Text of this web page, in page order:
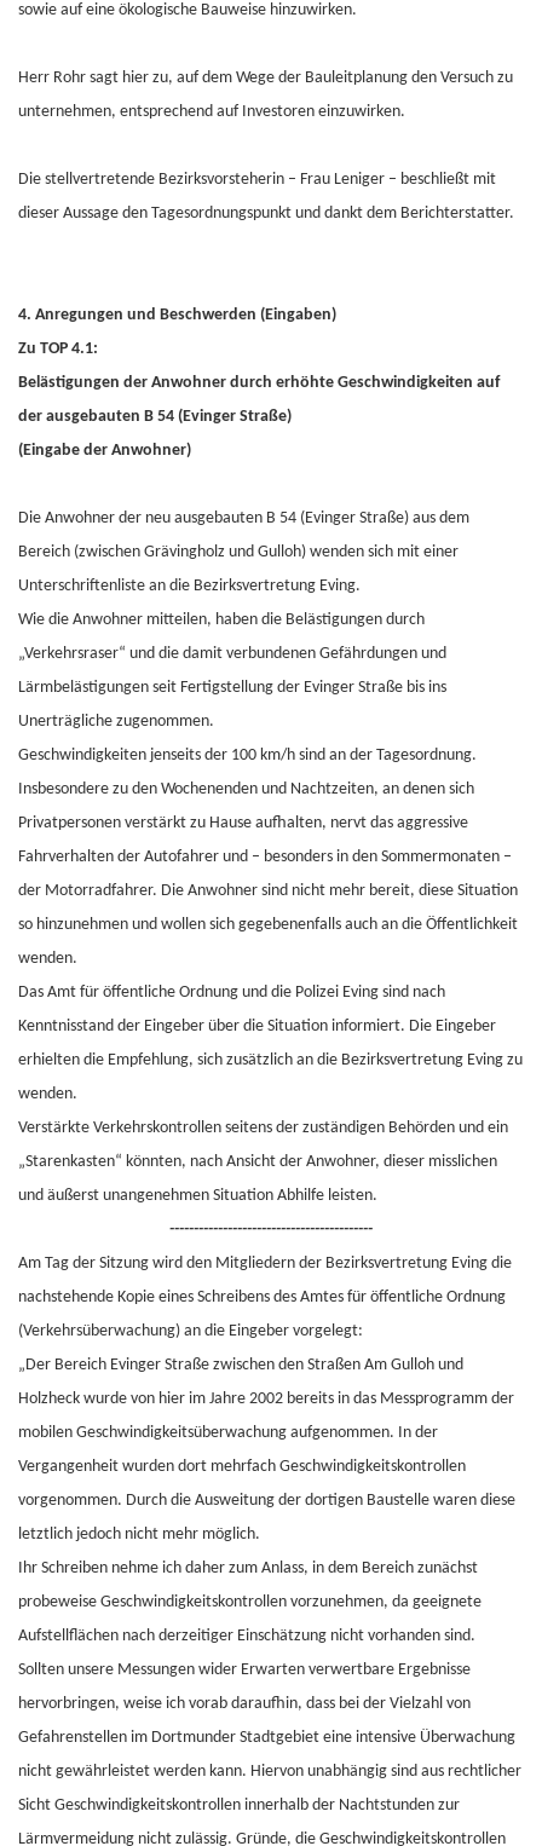
sowie auf eine ökologische Bauweise hinzuwirken.
Herr Rohr sagt hier zu, auf dem Wege der Bauleitplanung den Versuch zu
unternehmen, entsprechend auf Investoren einzuwirken.
Die stellvertretende Bezirksvorsteherin – Frau Leniger – beschließt mit
dieser Aussage den Tagesordnungspunkt und dankt dem Berichterstatter.
4. Anregungen und Beschwerden (Eingaben)
Zu TOP 4.1:
Belästigungen der Anwohner durch erhöhte Geschwindigkeiten auf
der ausgebauten B 54 (Evinger Straße)
(Eingabe der Anwohner)
Die Anwohner der neu ausgebauten B 54 (Evinger Straße) aus dem
Bereich (zwischen Grävingholz und Gulloh) wenden sich mit einer
Unterschriftenliste an die Bezirksvertretung Eving.
Wie die Anwohner mitteilen, haben die Belästigungen durch
„Verkehrsraser“ und die damit verbundenen Gefährdungen und
Lärmbelästigungen seit Fertigstellung der Evinger Straße bis ins
Unerträgliche zugenommen.
Geschwindigkeiten jenseits der 100 km/h sind an der Tagesordnung.
Insbesondere zu den Wochenenden und Nachtzeiten, an denen sich
Privatpersonen verstärkt zu Hause aufhalten, nervt das aggressive
Fahrverhalten der Autofahrer und – besonders in den Sommermonaten –
der Motorradfahrer. Die Anwohner sind nicht mehr bereit, diese Situation
so hinzunehmen und wollen sich gegebenenfalls auch an die Öffentlichkeit
wenden.
Das Amt für öffentliche Ordnung und die Polizei Eving sind nach
Kenntnisstand der Eingeber über die Situation informiert. Die Eingeber
erhielten die Empfehlung, sich zusätzlich an die Bezirksvertretung Eving zu
wenden.
Verstärkte Verkehrskontrollen seitens der zuständigen Behörden und ein
„Starenkasten“ könnten, nach Ansicht der Anwohner, dieser misslichen
und äußerst unangenehmen Situation Abhilfe leisten.
------------------------------------------
Am Tag der Sitzung wird den Mitgliedern der Bezirksvertretung Eving die
nachstehende Kopie eines Schreibens des Amtes für öffentliche Ordnung
(Verkehrsüberwachung) an die Eingeber vorgelegt:
„Der Bereich Evinger Straße zwischen den Straßen Am Gulloh und
Holzheck wurde von hier im Jahre 2002 bereits in das Messprogramm der
mobilen Geschwindigkeitsüberwachung aufgenommen. In der
Vergangenheit wurden dort mehrfach Geschwindigkeitskontrollen
vorgenommen. Durch die Ausweitung der dortigen Baustelle waren diese
letztlich jedoch nicht mehr möglich.
Ihr Schreiben nehme ich daher zum Anlass, in dem Bereich zunächst
probeweise Geschwindigkeitskontrollen vorzunehmen, da geeignete
Aufstellflächen nach derzeitiger Einschätzung nicht vorhanden sind.
Sollten unsere Messungen wider Erwarten verwertbare Ergebnisse
hervorbringen, weise ich vorab daraufhin, dass bei der Vielzahl von
Gefahrenstellen im Dortmunder Stadtgebiet eine intensive Überwachung
nicht gewährleistet werden kann. Hiervon unabhängig sind aus rechtlicher
Sicht Geschwindigkeitskontrollen innerhalb der Nachtstunden zur
Lärmvermeidung nicht zulässig. Gründe, die Geschwindigkeitskontrollen